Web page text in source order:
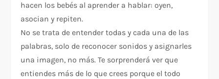
hacen los bebés al aprender a hablar: oyen,
asocian y repiten.
No se trata de entender todas y cada una de las
palabras, solo de reconocer sonidos y asignarles
una imagen, no más. Te sorprenderá ver que
entiendes más de lo que crees porque el todo